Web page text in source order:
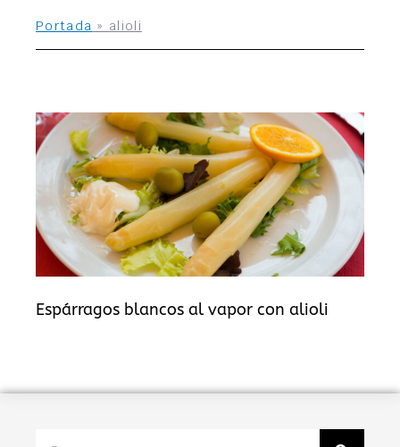
Portada » alioli
Espárragos blancos al vapor con alioli